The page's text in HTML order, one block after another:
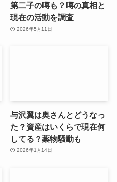
第二子の噂も？噂の真相と
現在の活動を調査
2026年5月11日
与沢翼は奥さんとどうなっ
た？資産はいくらで現在何
してる？薬物騒動も
2026年1月14日